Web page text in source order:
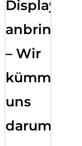
Displayfolie
anbringen
– Wir
kümmern
uns
darum!